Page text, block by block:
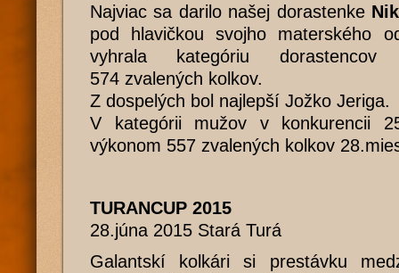
Najviac sa darilo našej dorastenke
pod hlavičkou svojho materského
vyhrala kategóriu dorastencov
574 zvalených kolkov.
Z dospelých bol najlepší Jožko Jeriga.
V kategórii mužov v konkurencii
výkonom 557 zvalených kolkov
TURANCUP 2015
28.júna 2015 Stará Turá
Galantskí kolkári si prestávku